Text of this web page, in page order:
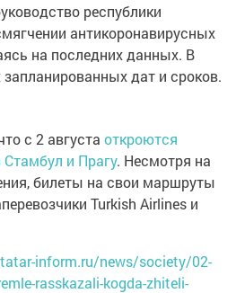
республики
антикоронавирусных
на последних данных. В
запланированных дат и сроков.
с 2 августа откроются
и Прагу. Несмотря на
билеты на свои маршруты
Turkish Airlines и
inform.ru/news/society/02-
rasskazali-kogda-zhiteli-